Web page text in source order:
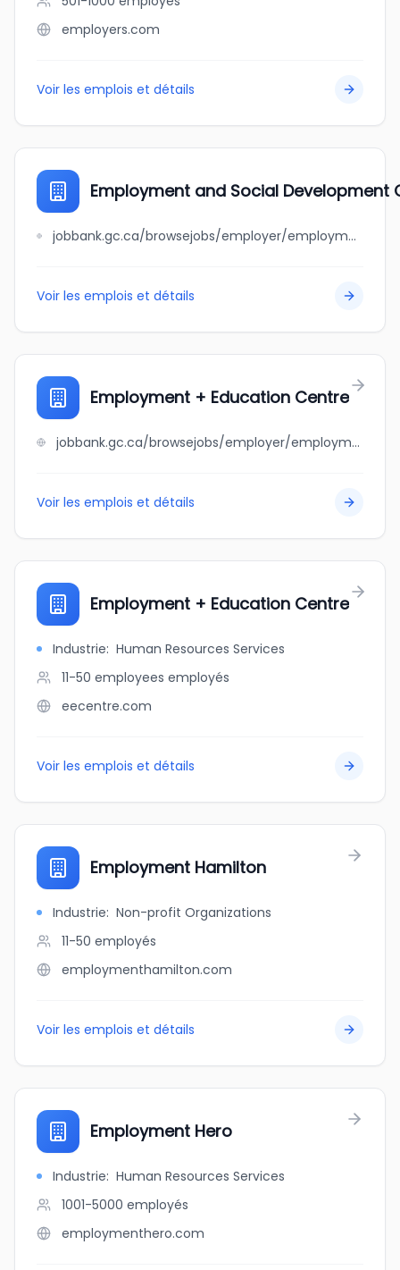
employers.com
Voir les emplois et détails
Employment and Social
jobbank.gc.ca/browsejobs/employer/employment+and+social+development+canada+-+western+canada+and+territories+region/ca
Voir les emplois et détails
Employment + Education Centre
jobbank.gc.ca/browsejobs/employer/employment+%2B+education+centre/ca
Voir les emplois et détails
Employment + Education Centre
Industrie: Human Resources Services
11-50 employees employés
eecentre.com
Voir les emplois et détails
Employment Hamilton
Industrie: Non-profit Organizations
11-50 employés
employmenthamilton.com
Voir les emplois et détails
Employment Hero
Industrie: Human Resources Services
1001-5000 employés
employmenthero.com